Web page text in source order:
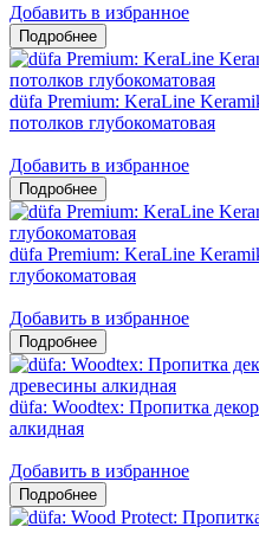
Добавить в избранное
düfa Premium: KeraLine
потолков глубокоматовая
Добавить в избранное
düfa Premium: KeraLine
глубокоматовая
Добавить в избранное
düfa: Woodtex: Пропитка
алкидная
Добавить в избранное